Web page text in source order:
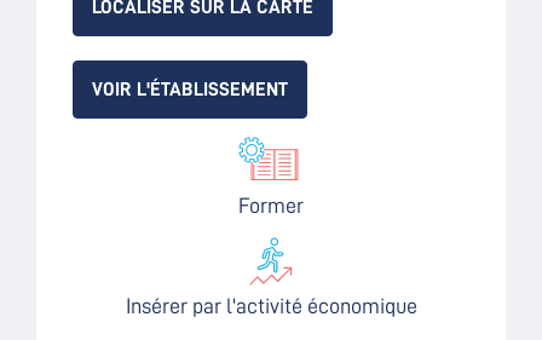
LOCALISER SUR LA CARTE
VOIR L'ÉTABLISSEMENT
Former
Insérer par l'activité économique